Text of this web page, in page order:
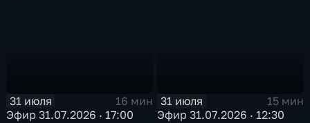
31 июля
16 мин
Эфир 31.07.2026 · 17:00
31 июля
15 мин
Эфир 31.07.2026 · 12:30